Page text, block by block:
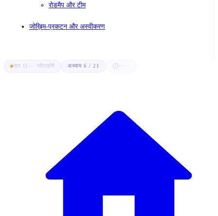
रोडमैप और टीम
जोख़िम-प्रकटन और अस्वीकरण
भाग II — प्लेटफ़ॉर्म अध्याय 6 / 21 ·····